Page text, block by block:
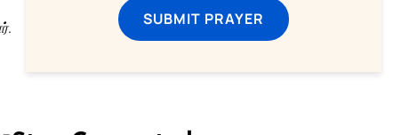
SUBMIT PRAYER